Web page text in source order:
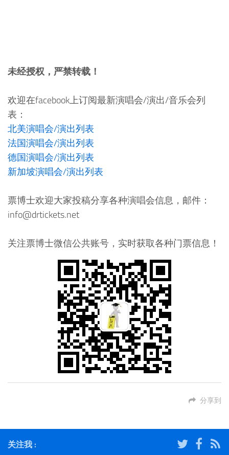
未经授权，严禁转载！
欢迎在facebook上订阅最新演唱会/演出/音乐会列
表：
北美演唱会/演出列表
法国演唱会/演出列表
德国演唱会/演出列表
新加坡演唱会/演出列表
票博士欢迎大家投稿分享各种演唱会信息，邮件：
info@drtickets.net
关注票博士微信公共账号，实时获取各种门票信息！
分享到
关注我 :